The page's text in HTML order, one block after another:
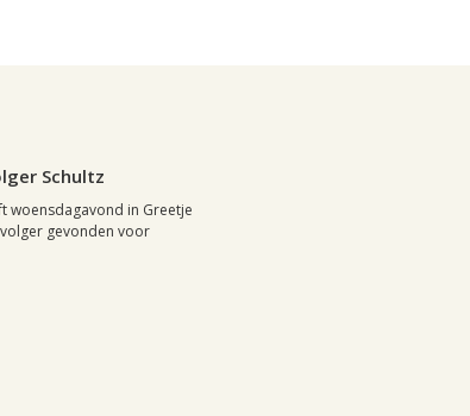
Schultz
woensdagavond in Greetje
gevonden voor